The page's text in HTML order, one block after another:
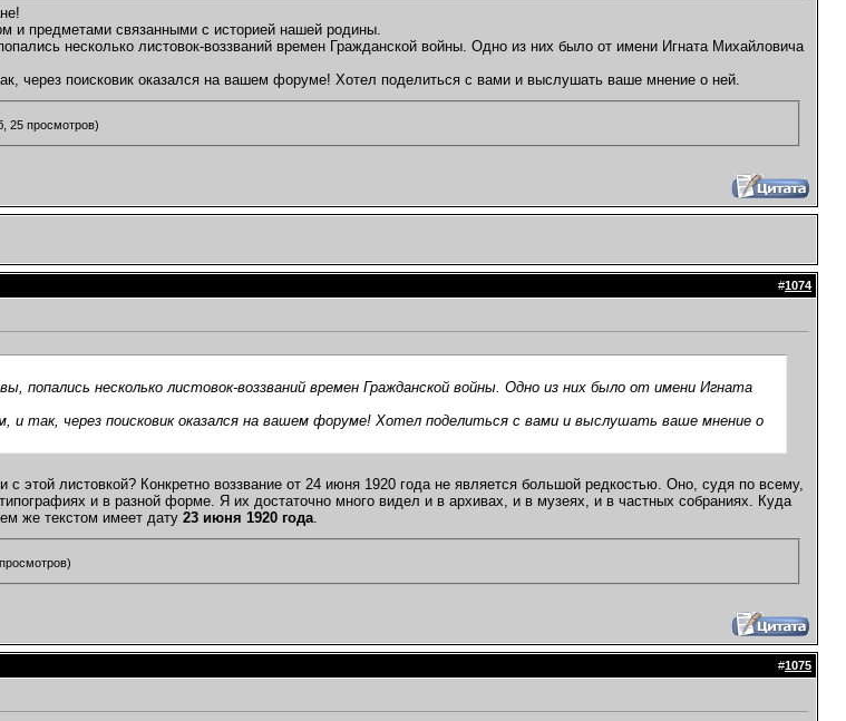
и предметами связанными с историей нашей родины.
несколько листовок-воззваний времен Гражданской войны. Одно из них было от имени Игната Михайловича
через поисковик оказался на вашем форуме! Хотел поделиться с вами и выслушать ваше мнение о ней.
25 просмотров)
#1074
попались несколько листовок-воззваний времен Гражданской войны. Одно из них было от имени Игната
и так, через поисковик оказался на вашем форуме! Хотел поделиться с вами и выслушать ваше мнение о
с этой листовкой? Конкретно воззвание от 24 июня 1920 года не является большой редкостью. Оно, судя по всему,
и в разной форме. Я их достаточно много видел и в архивах, и в музеях, и в частных собраниях. Куда
же текстом имеет дату 23 июня 1920 года.
#1075